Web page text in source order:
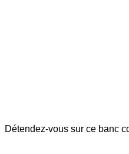
Détendez-vous sur ce banc